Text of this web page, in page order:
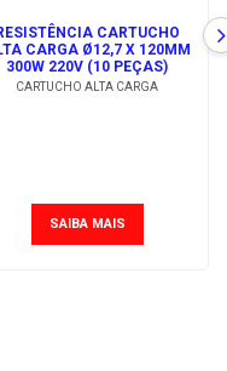
CARTUCHO
CARGA Ø12,7 X 120MM
300W 220V (10 PEÇAS)
CARTUCHO ALTA CARGA
SAIBA MAIS